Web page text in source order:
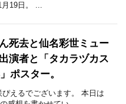
19日。 ...
死去と仙名彩世ミュー
演者と「タカラヅカス
ポスター。
えるでございます。 本日は